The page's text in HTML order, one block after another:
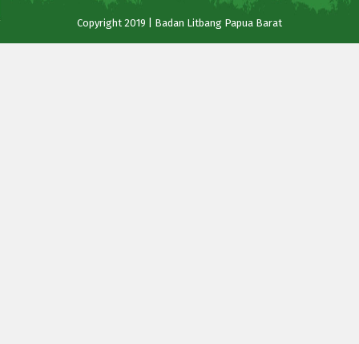
Copyright 2019 | Badan Litbang Papua Barat